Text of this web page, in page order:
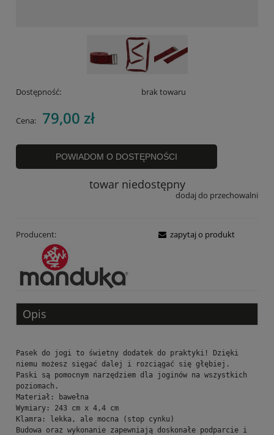
Dostępność: brak towaru
Cena: 79,00 zł
POWIADOM O DOSTĘPNOŚCI
towar niedostępny
dodaj do przechowalni
Producent: zapytaj o produkt
Opis
Pasek do jogi to świetny dodatek do praktyki! Dzięki
niemu możesz sięgać dalej i rozciągać się głębiej.
Paski są pomocnym narzędziem dla joginów na wszystkich
poziomach.
Materiał: bawełna
Wymiary: 243 cm x 4,4 cm
Klamra: lekka, ale mocna (stop cynku)
Budowa oraz wykonanie zapewniają doskonałe podparcie i